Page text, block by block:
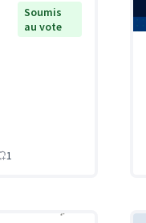
Soumis
au vote
1